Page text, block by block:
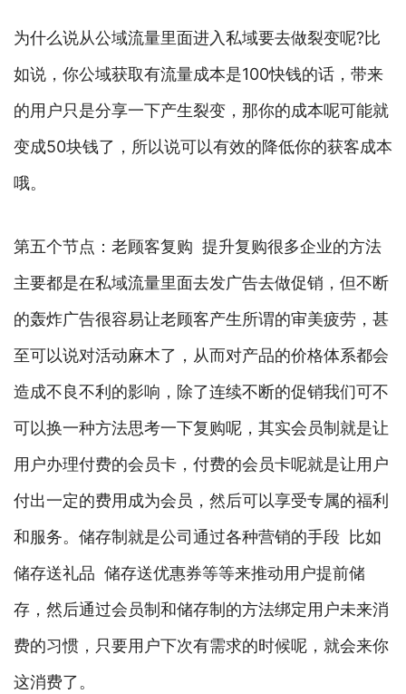
为什么说从公域流量里面进入私域要去做裂变呢?比
如说，你公域获取有流量成本是100快钱的话，带来
的用户只是分享一下产生裂变，那你的成本呢可能就
变成50块钱了，所以说可以有效的降低你的获客成本
哦。
第五个节点：老顾客复购 提升复购很多企业的方法
主要都是在私域流量里面去发广告去做促销，但不断
的轰炸广告很容易让老顾客产生所谓的审美疲劳，甚
至可以说对活动麻木了，从而对产品的价格体系都会
造成不良不利的影响，除了连续不断的促销我们可不
可以换一种方法思考一下复购呢，其实会员制就是让
用户办理付费的会员卡，付费的会员卡呢就是让用户
付出一定的费用成为会员，然后可以享受专属的福利
和服务。储存制就是公司通过各种营销的手段 比如
储存送礼品 储存送优惠券等等来推动用户提前储
存，然后通过会员制和储存制的方法绑定用户未来消
费的习惯，只要用户下次有需求的时候呢，就会来你
这消费了。